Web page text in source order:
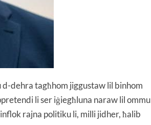
dehra tagħhom jiggustaw lil binhom
li ser iġiegħluna naraw lil ommu
rajna politiku li, milli jidher, ħalib